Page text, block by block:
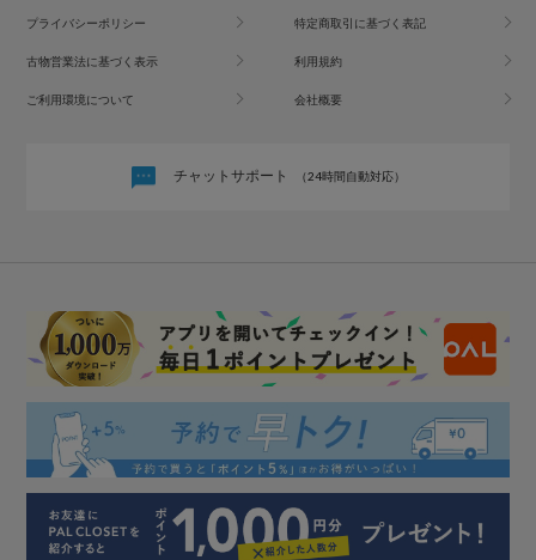
プライバシーポリシー 特定商取引に基づく表記
古物営業法に基づく表示 利用規約
ご利用環境について 会社概要
チャットサポート （24時間自動対応）